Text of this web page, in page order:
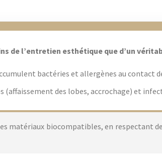
de l’entretien esthétique que d’un
bactéries et allergènes au contact
(affaissement des lobes, accrochage) et
matériaux biocompatibles, en respectant